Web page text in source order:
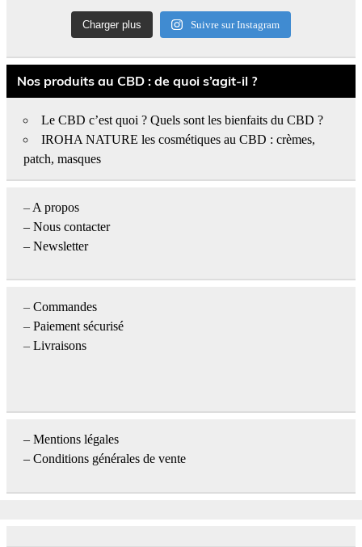
Charger plus Suivre sur Instagram
Nos produits au CBD : de quoi s’agit-il ?
Le CBD c’est quoi ? Quels sont les bienfaits du CBD ?
IROHA NATURE les cosmétiques au CBD : crèmes,
patch, masques
– A propos
– Nous contacter
– Newsletter
– Commandes
– Paiement sécurisé
– Livraisons
– Mentions légales
– Conditions générales de vente